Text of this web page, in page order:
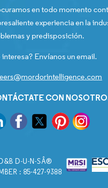
en todo momento
experiencia en la
y predisposición.
interesa? Envíanos un email.
CON
D&B D-U-N-SÂ®
: 85-427-9388